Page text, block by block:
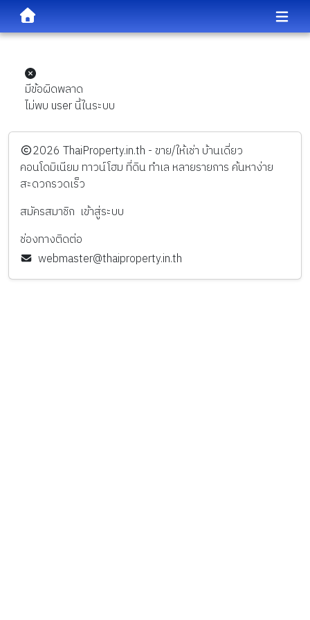
มีข้อผิดพลาด
ไม่พบ user นี้ในระบบ
️2026 ThaiProperty.in.th - ขาย/ให้เช่า บ้านเดี่ยว
คอนโดมิเนียม ทาวน์โฮม ที่ดิน ทำเล หลายรายการ ค้นหาง่าย
สะดวกรวดเร็ว
สมัครสมาชิก เข้าสู่ระบบ
ช่องทางติดต่อ
webmaster@thaiproperty.in.th